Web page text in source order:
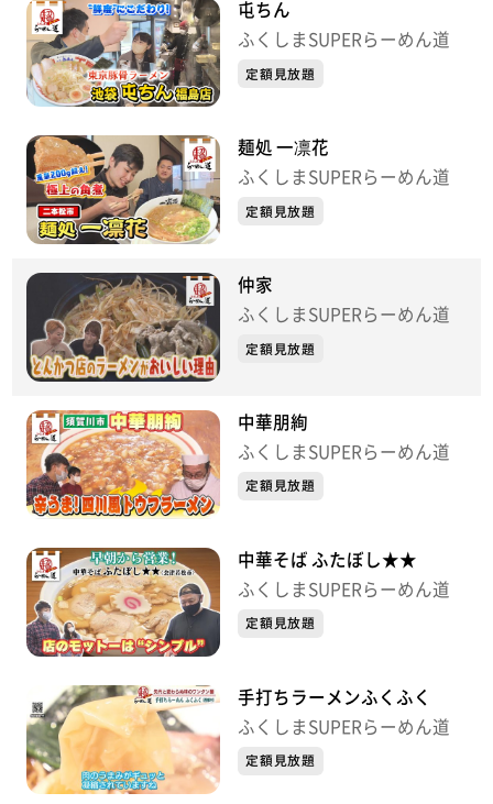
屯ちん
ふくしまSUPERらーめん道
定額見放題
麺処 一凛花
ふくしまSUPERらーめん道
定額見放題
仲家
ふくしまSUPERらーめん道
定額見放題
中華朋絢
ふくしまSUPERらーめん道
定額見放題
中華そば ふたぼし★★
ふくしまSUPERらーめん道
定額見放題
手打ちラーメンふくふく
ふくしまSUPERらーめん道
定額見放題